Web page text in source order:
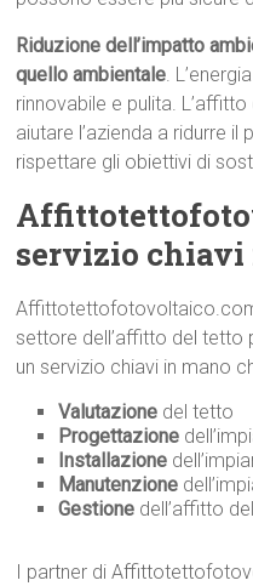
Riduzione dell’impatto
quello ambientale.
rinnovabile e pulita.
aiutare l’azienda a ridurre
rispettare gli obiettivi di
servizio chiavi
settore dell’affitto del tetto
un servizio chiavi in mano
Valutazione del tetto
Progettazione
Installazione
Manutenzione
Gestione dell’affitto
I partner di